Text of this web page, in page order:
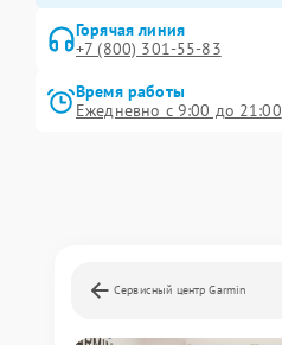
Горячая линия
+7 (800) 301-55-83
Время работы
Ежедневно с 9:00 до 21:00
Сервисный центр Garmin